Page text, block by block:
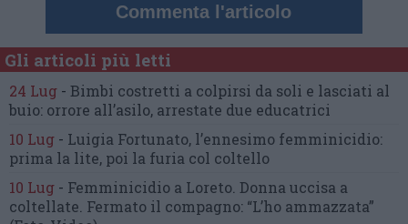
Commenta l'articolo
Gli articoli più letti
24 Lug - Bimbi costretti a colpirsi da soli e lasciati al
buio: orrore all’asilo, arrestate due educatrici
10 Lug - Luigia Fortunato, l’ennesimo femminicidio:
prima la lite, poi la furia col coltello
10 Lug - Femminicidio a Loreto. Donna uccisa a
coltellate. Fermato il compagno: “L’ho ammazzata”